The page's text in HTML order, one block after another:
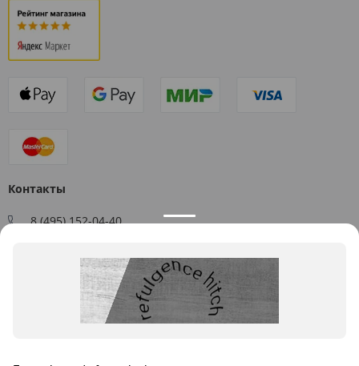
Контакты
8 (495) 152-04-40
109544, г. Москва, ул. Большая Андроньевская, д. 17
Схема проезда
Пн-Пт: 9:00 - 18:00